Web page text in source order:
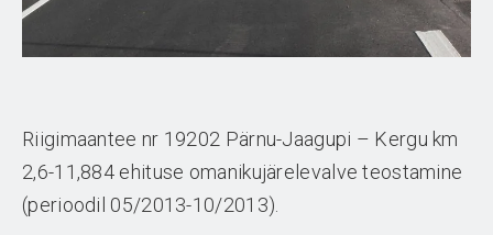
Riigimaantee nr 19202 Pärnu-Jaagupi – Kergu km
2,6-11,884 ehituse omanikujärelevalve teostamine
(perioodil 05/2013-10/2013).